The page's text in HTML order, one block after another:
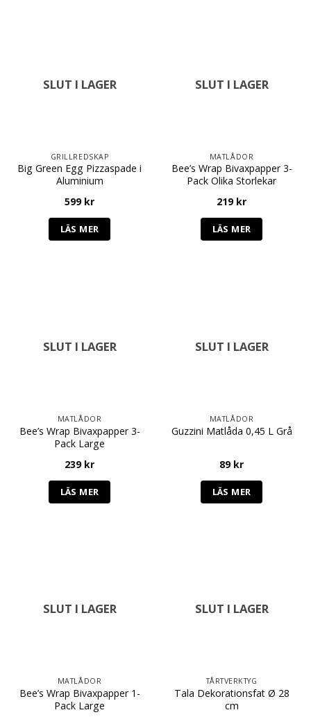
SLUT I LAGER
GRILLREDSKAP
Big Green Egg Pizzaspade i
Aluminium
599 kr
LÄS MER
SLUT I LAGER
MATLÅDOR
Bee’s Wrap Bivaxpapper 3-
Pack Olika Storlekar
219 kr
LÄS MER
SLUT I LAGER
MATLÅDOR
Bee’s Wrap Bivaxpapper 3-
Pack Large
239 kr
LÄS MER
SLUT I LAGER
MATLÅDOR
Guzzini Matlåda 0,45 L Grå
89 kr
LÄS MER
SLUT I LAGER
MATLÅDOR
Bee’s Wrap Bivaxpapper 1-
Pack Large
SLUT I LAGER
TÅRTVERKTYG
Tala Dekorationsfat Ø 28
cm